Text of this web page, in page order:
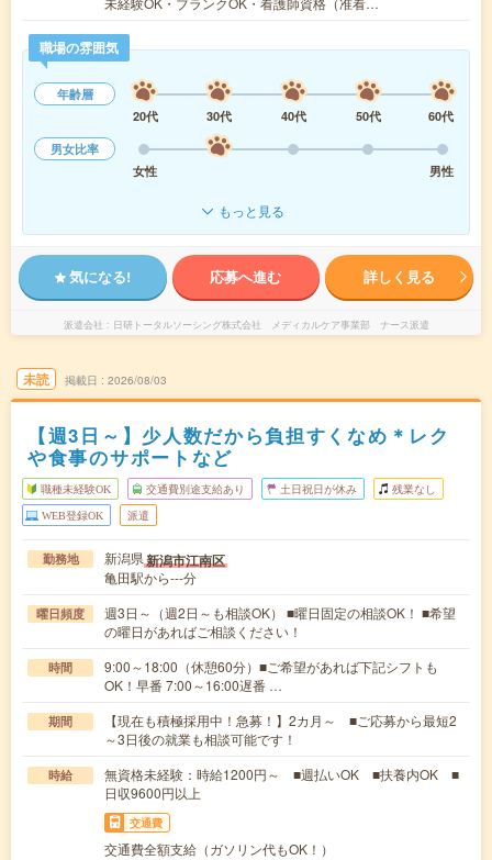
職場の雰囲気
年齢層
20代
30代 40代 50代
60代
男女比率
女性
男性
もっと見る
気になる! 応募へ進む 詳しく見る
派遣会社 日研トータルソーシング株式会社 メディカルケア事業部 ナース派遣
未読 掲載日 2026/08/03
【週3日～】少人数だから負担すくなめ＊レク
や食事のサポートなど
職種未経験OK 交通費別途支給あり 土日祝日が休み 残業なし
WEB登録OK 派遣
勤務地 新潟県新潟市江南区
亀田駅から---分
曜日頻度
週3日～（週2日～も相談OK） ■曜日固定の相談OK！ ■希望
の曜日があればご相談ください！
時間
9:00～18:00（休憩60分）■ご希望があれば下記シフトも
OK！早番 7:00～16:00遅番 …
期間
【現在も積極採用中！急募！】2カ月～ ■ご応募から最短2
～3日後の就業も相談可能です！
時給
無資格未経験：時給1200円～ ■週払いOK ■扶養内OK ■
日収9600円以上
交通費
交通費全額支給（ガソリン代もOK！）